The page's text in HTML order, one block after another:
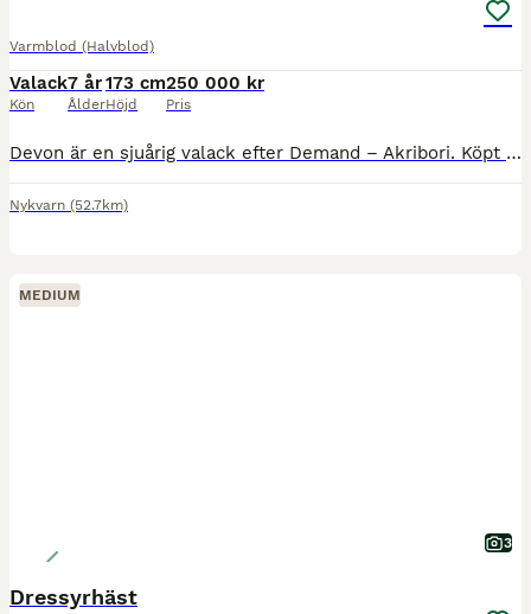
Varmblod (Halvblod)
Valack
Kön
7 år
Ålder
173 cm
Höjd
250 000 kr
Pris
Devon är en sjuårig valack efter Demand – Akribori. Köpt direkt från uppfödaren. Devon har tre bra gångarter där det finns mycket mer att plocka fram när han blir starkare. Lätt och mjuk i kontakten
Nykvarn (52.7km)
MEDIUM
3
Dressyrhäst